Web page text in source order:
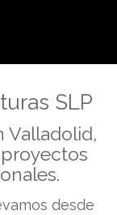
SLP
Valladolid,
desde